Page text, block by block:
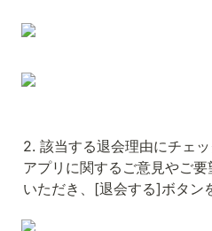
2. 該当する退会理由にチェ
アプリに関するご意見やご
いただき、[退会する]ボタン